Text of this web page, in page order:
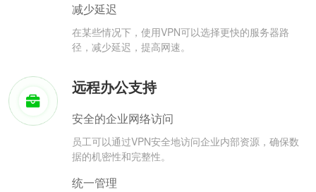
减少延迟
在某些情况下，使用VPN可以选择更快的服务器路
径，减少延迟，提高网速。
远程办公支持
安全的企业网络访问
员工可以通过VPN安全地访问企业内部资源，确保数
据的机密性和完整性。
统一管理